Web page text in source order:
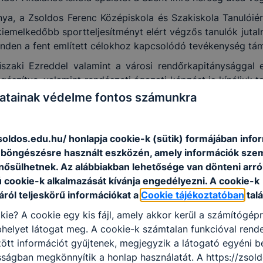
a Zsoldos Ferenc Középiskola és Szakiskola
sportteljesítményt elért végzős tanulók
a fent említett célokhoz kapcsolódó tevékenység
Ezreddel valamint a városi
valamint rendészeti ágazati képzést is kínáljuk
kötelékében képzelik el jövőjüket. Mindkét
első kézből kaphatnak bepillantást a katonai és a
is részesül, aki ezt a szakot választja. Mindkét
emlékeztünk. Az október 21-ei
díjat, melyet az iskola olyan kiváló pedagógusai
színvonalának emeléséért.
ben: Bandula Mihály, Bánfi Zsófia, Csorba László,
Dr. Magyar Jánosné, Mészáros Jánosné, Dr.
Ildikó, Valkai Attiláné; 2012-ben: Janó István,
ben: Bugyáné Bakó Veronika.
keretében 2006-ban Németországban nyolc
védelme fontos számunkra
honlapja cookie-k (sütik) formájában
használt eszközén, amely információk
Az alábbiakban lehetősége van dönteni
cookie-k alkalmazását kívánja engedélyezni. A cookie-k
teljeskörű információkat aCookie tájékoztatóban
A cookie egy kis fájl, amely akkor kerül a
látogat meg. A cookie-k számtalan funkcióval
információt gyűjtenek, megjegyzik a látogató egyéni
megkönnyítik a honlap használatát. A https://